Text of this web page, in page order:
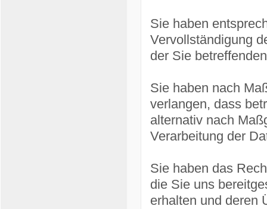
Sie haben
Vervollständigung
der Sie
Sie haben nach
verlangen, dass
alternativ nach
Verarbeitung der
Sie haben das
die Sie uns
erhalten und deren